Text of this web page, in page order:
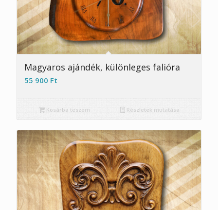
5.00
Magyaros ajándék, különleges falióra
55 900 Ft
Kosárba teszem Részletek mutatása